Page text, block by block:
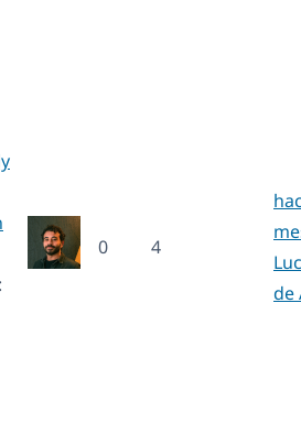
0 4
de